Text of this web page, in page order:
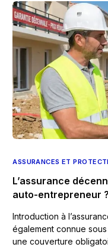
ASSURANCES ET
L’assurance
auto-entrepreneur ?
Introduction à
également connue
une couverture